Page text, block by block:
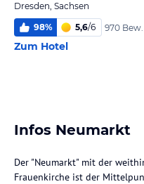
Dresden, Sachsen
98% 5,6/6 970 Bew.
Zum Hotel
Infos Neumarkt
Der "Neumarkt" mit der
Frauenkirche ist der